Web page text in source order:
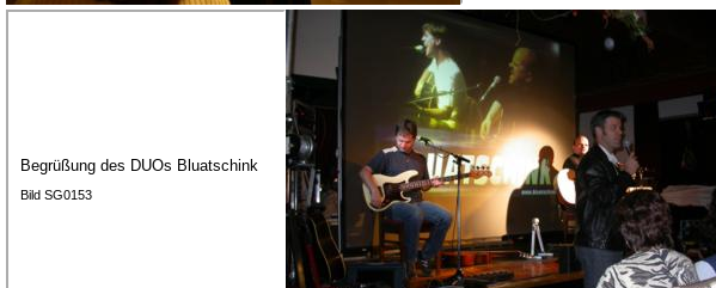
Begrüßung des DUOs Bluatschink
Bild SG0153